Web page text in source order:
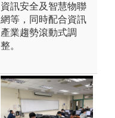
資訊安全及智慧物聯
網等，同時配合資訊
產業趨勢滾動式調
整。